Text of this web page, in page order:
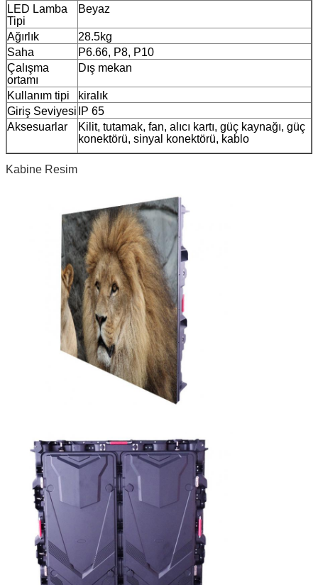
LED Lamba
Tipi
Beyaz
Ağırlık
28.5kg
Saha
P6.66, P8, P10
Çalışma
ortamı
Dış mekan
Kullanım tipi
kiralık
Giriş Seviyesi IP 65
Aksesuarlar
Kilit, tutamak, fan, alıcı kartı, güç kaynağı, güç
konektörü, sinyal konektörü, kablo
Kabine Resim